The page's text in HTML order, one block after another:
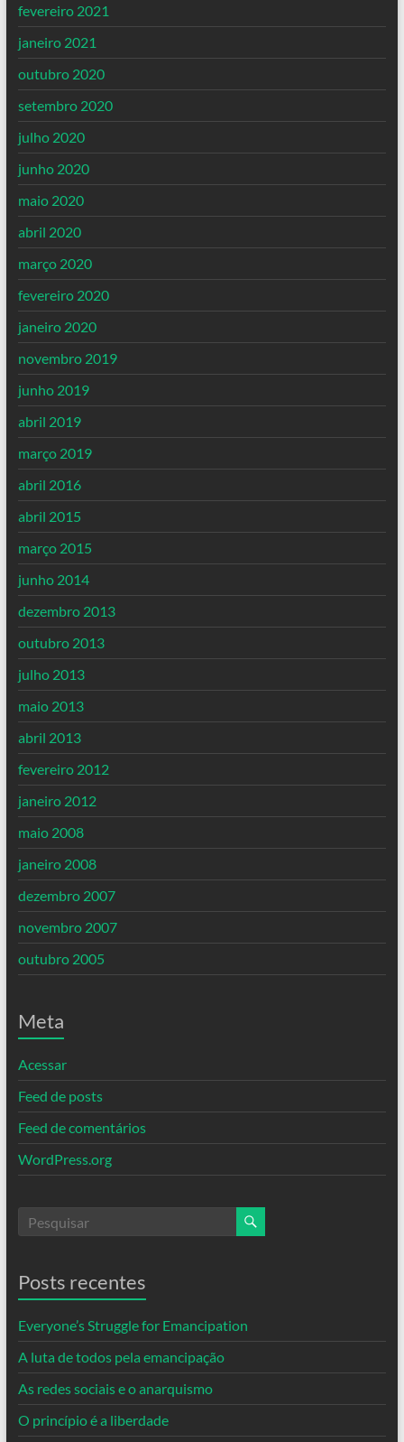
fevereiro 2021
janeiro 2021
outubro 2020
setembro 2020
julho 2020
junho 2020
maio 2020
abril 2020
março 2020
fevereiro 2020
janeiro 2020
novembro 2019
junho 2019
abril 2019
março 2019
abril 2016
abril 2015
março 2015
junho 2014
dezembro 2013
outubro 2013
julho 2013
maio 2013
abril 2013
fevereiro 2012
janeiro 2012
maio 2008
janeiro 2008
dezembro 2007
novembro 2007
outubro 2005
Meta
Acessar
Feed de posts
Feed de comentários
WordPress.org
Posts recentes
Everyone’s Struggle for Emancipation
A luta de todos pela emancipação
As redes sociais e o anarquismo
O princípio é a liberdade